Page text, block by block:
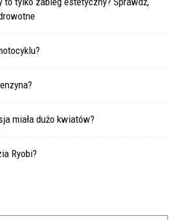
miała dużo kwiatów?
Ryobi?